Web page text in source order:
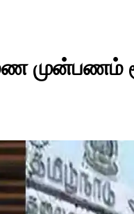
முன்பணம்